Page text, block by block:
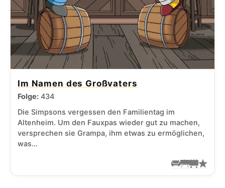
Im Namen des Großvaters
Folge: 434
Die Simpsons vergessen den Familientag im
Altenheim. Um den Fauxpas wieder gut zu machen,
versprechen sie Grampa, ihm etwas zu ermöglichen,
was…